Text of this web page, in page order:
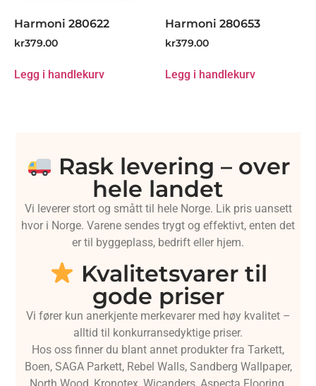
Harmoni 280622
kr379.00
Legg i handlekurv
Harmoni 280653
kr379.00
Legg i handlekurv
Rask levering – over
hele landet
Vi leverer stort og smått til hele Norge. Lik pris uansett
hvor i Norge. Varene sendes trygt og effektivt, enten det
er til byggeplass, bedrift eller hjem.
Kvalitetsvarer til
gode priser
Vi fører kun anerkjente merkevarer med høy kvalitet –
alltid til konkurransedyktige priser.
Hos oss finner du blant annet produkter fra Tarkett,
Boen, SAGA Parkett, Rebel Walls, Sandberg Wallpaper,